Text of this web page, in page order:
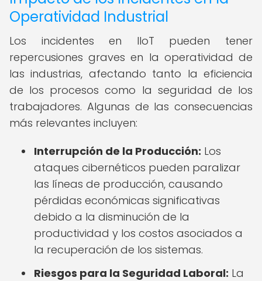
Operatividad Industrial
Los incidentes en IIoT pueden tener
repercusiones graves en la operatividad de
las industrias, afectando tanto la eficiencia
de los procesos como la seguridad de los
trabajadores. Algunas de las consecuencias
más relevantes incluyen:
Interrupción de la Producción: Los
ataques cibernéticos pueden paralizar
las líneas de producción, causando
pérdidas económicas significativas
debido a la disminución de la
productividad y los costos asociados a
la recuperación de los sistemas.
Riesgos para la Seguridad Laboral: La